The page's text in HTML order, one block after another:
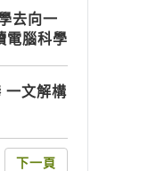
去向一
電腦科學
一文解構
下一頁